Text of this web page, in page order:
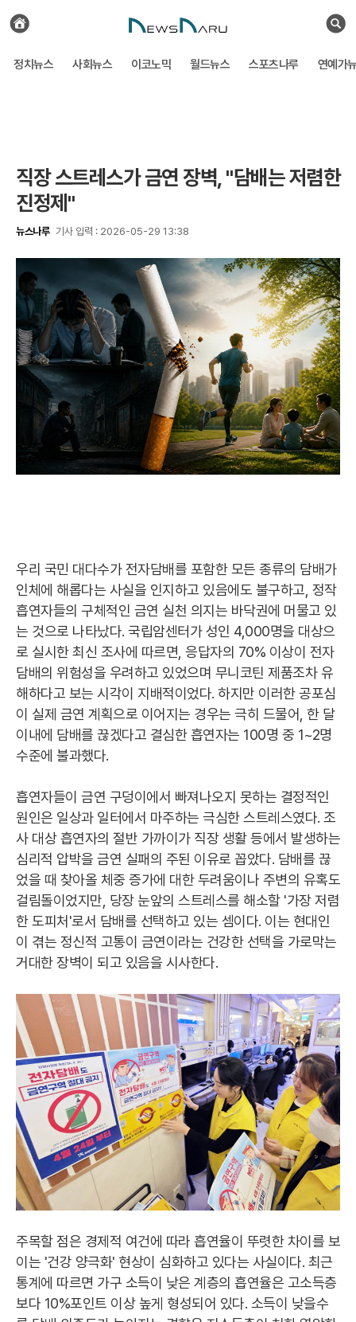
검
전
체
보
정치뉴스 사회뉴스 이코노믹 월드뉴스 스포츠나루 연예가
직장 스트레스가 금연 장벽, "담배는 저렴한
진정제"
뉴스나루 기사 입력 : 2026-05-29 13:38
우리 국민 대다수가 전자담배를 포함한 모든 종류의 담배가
인체에 해롭다는 사실을 인지하고 있음에도 불구하고, 정작
흡연자들의 구체적인 금연 실천 의지는 바닥권에 머물고 있
는 것으로 나타났다. 국립암센터가 성인 4,000명을 대상으
로 실시한 최신 조사에 따르면, 응답자의 70% 이상이 전자
담배의 위험성을 우려하고 있었으며 무니코틴 제품조차 유
해하다고 보는 시각이 지배적이었다. 하지만 이러한 공포심
이 실제 금연 계획으로 이어지는 경우는 극히 드물어, 한 달
이내에 담배를 끊겠다고 결심한 흡연자는 100명 중 1~2명
수준에 불과했다.
흡연자들이 금연 구덩이에서 빠져나오지 못하는 결정적인
원인은 일상과 일터에서 마주하는 극심한 스트레스였다. 조
사 대상 흡연자의 절반 가까이가 직장 생활 등에서 발생하는
심리적 압박을 금연 실패의 주된 이유로 꼽았다. 담배를 끊
었을 때 찾아올 체중 증가에 대한 두려움이나 주변의 유혹도
걸림돌이었지만, 당장 눈앞의 스트레스를 해소할 '가장 저렴
한 도피처'로서 담배를 선택하고 있는 셈이다. 이는 현대인
이 겪는 정신적 고통이 금연이라는 건강한 선택을 가로막는
거대한 장벽이 되고 있음을 시사한다.
주목할 점은 경제적 여건에 따라 흡연율이 뚜렷한 차이를 보
이는 '건강 양극화' 현상이 심화하고 있다는 사실이다. 최근
통계에 따르면 가구 소득이 낮은 계층의 흡연율은 고소득층
보다 10%포인트 이상 높게 형성되어 있다. 소득이 낮을수